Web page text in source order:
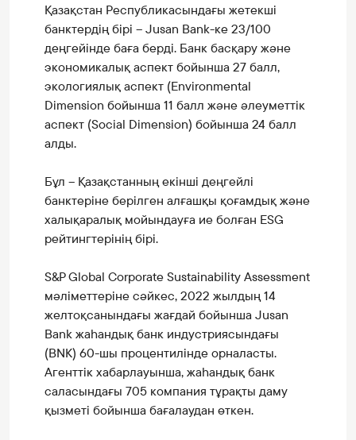
Қазақстан Республикасындағы жетекші
банктердің бірі – Jusan Bank-ке 23/100
деңгейінде баға берді. Банк басқару және
экономикалық аспект бойынша 27 балл,
экологиялық аспект (Environmental
Dimension бойынша 11 балл және әлеуметтік
аспект (Social Dimension) бойынша 24 балл
алды.
Бұл – Қазақстанның екінші деңгейлі
банктеріне берілген алғашқы қоғамдық және
халықаралық мойындауға ие болған ESG
рейтингтерінің бірі.
S&P Global Corporate Sustainability Assessment
мәліметтеріне сәйкес, 2022 жылдың 14
желтоқсанындағы жағдай бойынша Jusan
Bank жаһандық банк индустриясындағы
(BNK) 60-шы процентилінде орналасты.
Агенттік хабарлауынша, жаһандық банк
саласындағы 705 компания тұрақты даму
қызметі бойынша бағалаудан өткен.